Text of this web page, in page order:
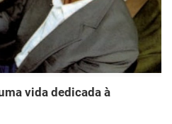
vida dedicada à